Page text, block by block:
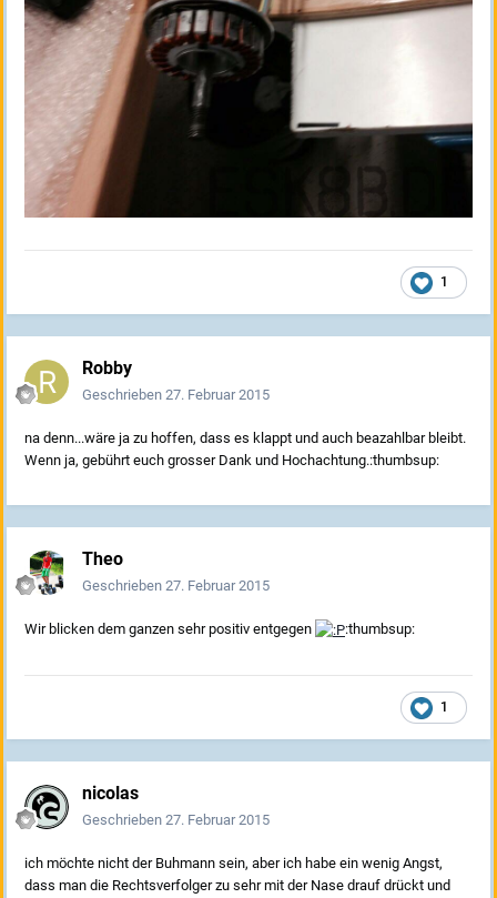
1
Robby
Geschrieben 27. Februar 2015
na denn...wäre ja zu hoffen, dass es klappt und auch beazahlbar bleibt.
Wenn ja, gebührt euch grosser Dank und Hochachtung.:thumbsup:
Theo
Geschrieben 27. Februar 2015
Wir blicken dem ganzen sehr positiv entgegen :thumbsup:
1
nicolas
Geschrieben 27. Februar 2015
ich möchte nicht der Buhmann sein, aber ich habe ein wenig Angst,
dass man die Rechtsverfolger zu sehr mit der Nase drauf drückt und